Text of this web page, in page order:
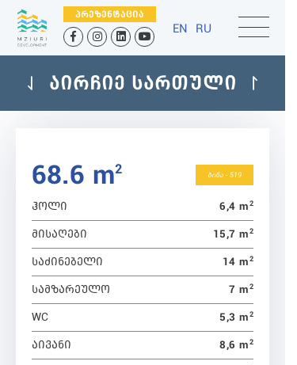
ᲞᲠᲔᲖᲔᲜᲢᲐᲪᲘᲐ
EN RU
ᲐᲘᲠᲩᲘᲔ ᲡᲐᲠᲗᲣᲚᲘ
68.6 m2 ბინა - 519
ᲰᲝᲚᲘ 6,4 m 2
ᲛᲘᲡᲐᲦᲔᲑᲘ 15,7 m 2
ᲡᲐᲫᲘᲜᲔᲑᲔᲚᲘ 14 m 2
ᲡᲐᲛᲖᲐᲠᲔᲣᲚᲝ 7 m 2
WC 5,3 m 2
ᲐᲘᲕᲐᲜᲘ 8,6 m 2